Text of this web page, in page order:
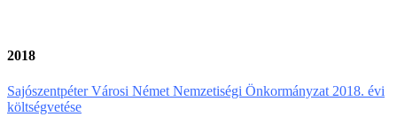
2018
Sajószentpéter Városi Német Nemzetiségi Önkormányzat 2018. évi
költségvetése